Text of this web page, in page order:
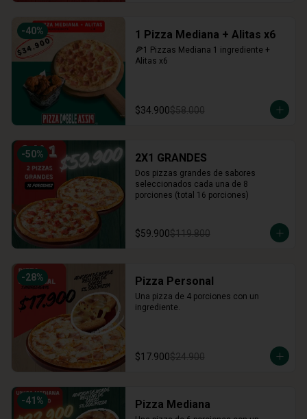
-40% 1 Pizza Mediana + Alitas x6
🍕1 Pizzas Mediana 1 ingrediente +
Alitas x6
$34.900$58.000
-50% 2X1 GRANDES
Dos pizzas grandes de sabores
seleccionados cada una de 8
porciones (total 16 porciones)
$59.900$119.800
-28% Pizza Personal
Una pizza de 4 porciones con un
ingrediente.
$17.900$24.900
-41 % Pizza Mediana